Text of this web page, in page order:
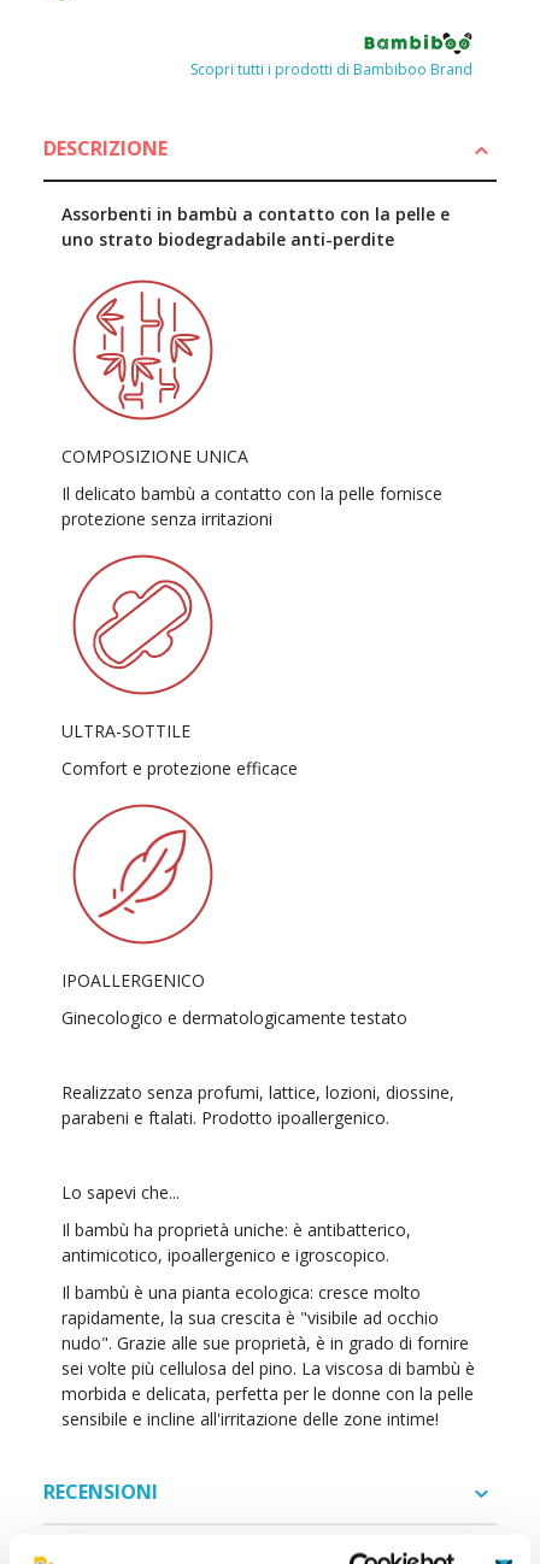
Scopri tutti i prodotti di Bambiboo Brand
DESCRIZIONE
Assorbenti in bambù a contatto con la pelle e
uno strato biodegradabile anti-perdite
COMPOSIZIONE UNICA
Il delicato bambù a contatto con la pelle fornisce
protezione senza irritazioni
ULTRA-SOTTILE
Comfort e protezione efficace
IPOALLERGENICO
Ginecologico e dermatologicamente testato
Realizzato senza profumi, lattice, lozioni, diossine,
parabeni e ftalati. Prodotto ipoallergenico.
Lo sapevi che...
Il bambù ha proprietà uniche: è antibatterico,
antimicotico, ipoallergenico e igroscopico.
Il bambù è una pianta ecologica: cresce molto
rapidamente, la sua crescita è "visibile ad occhio
nudo". Grazie alle sue proprietà, è in grado di fornire
sei volte più cellulosa del pino. La viscosa di bambù è
morbida e delicata, perfetta per le donne con la pelle
sensibile e incline all'irritazione delle zone intime!
RECENSIONI